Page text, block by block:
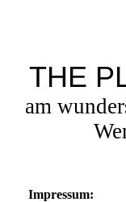
THE
am
Impressum: